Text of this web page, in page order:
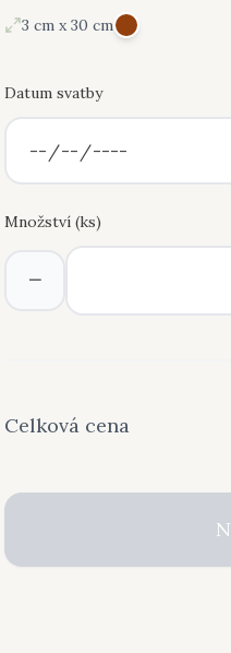
3 cm x 30 cm
Datum svatby
Množství (ks)
−
Celková cena